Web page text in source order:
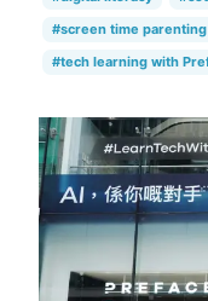
#screen time parenting
#tech learning with